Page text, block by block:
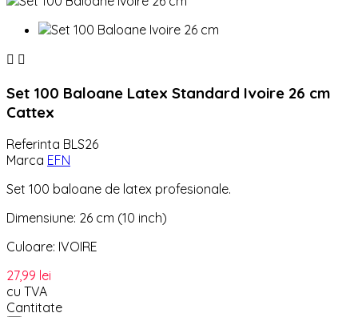
 
Set 100 Baloane Latex Standard Ivoire 26 cm
Cattex
Referinta BLS26
Marca EFN
Set 100 baloane de latex profesionale.
Dimensiune: 26 cm (10 inch)
Culoare: IVOIRE
27,99 lei
cu TVA
Cantitate